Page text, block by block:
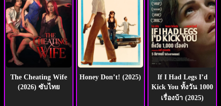
The Cheating Wife
(2026) ซับไทย
Honey Don’t! (2025)
If I Had Legs I’d
Kick You ทั้งวัน 1000
เรื่องบ้า (2025)